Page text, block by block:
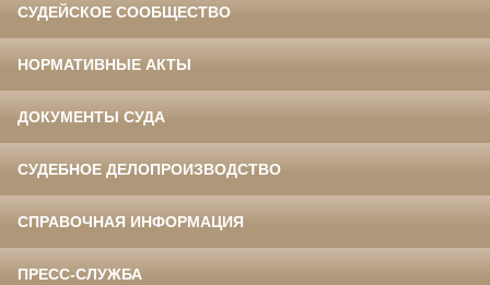
СУДЕЙСКОЕ СООБЩЕСТВО
НОРМАТИВНЫЕ АКТЫ
ДОКУМЕНТЫ СУДА
СУДЕБНОЕ ДЕЛОПРОИЗВОДСТВО
СПРАВОЧНАЯ ИНФОРМАЦИЯ
ПРЕСС-СЛУЖБА